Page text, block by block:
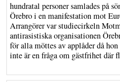
hundratal personer samlades på
Örebro i en manifestation mot
Arrangörer var studiecirkeln
antirasistiska organisationen
för alla möttes av applåder då
inte är en fråga om gästfrihet